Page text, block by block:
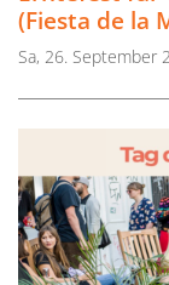
(Fiesta de la
Sa, 26. September